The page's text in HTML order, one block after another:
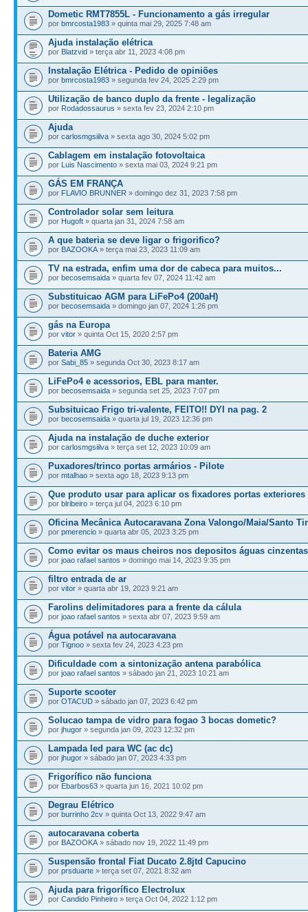
Dometic RMT7855L - Funcionamento a gás irregular
por bmrcosta1983 » quinta mai 29, 2025 7:48 am
Ajuda instalação elétrica
por Blatzvid » terça abr 11, 2023 4:08 pm
Instalação Elétrica - Pedido de opiniões
por bmrcosta1983 » segunda fev 24, 2025 2:29 pm
Utilização de banco duplo da frente - legalização
por Rodadossaurus » sexta fev 23, 2024 2:10 pm
Ajuda
por carlosmgsiilva » sexta ago 30, 2024 5:02 pm
Cablagem em instalação fotovoltaica
por Luis Nascimento » sexta mai 03, 2024 9:21 pm
GÁS EM FRANÇA
por FLAVIO BRUNNER » domingo dez 31, 2023 7:58 pm
Controlador solar sem leitura
por Hugoft » quarta jan 31, 2024 7:58 am
A que bateria se deve ligar o frigorifico?
por BAZOOKA » terça mai 23, 2023 11:09 am
TV na estrada, enfim uma dor de cabeca para muitos...
por becosemsaida » quarta fev 07, 2024 11:42 am
Substituicao AGM para LiFePo4 (200aH)
por becosemsaida » domingo jan 07, 2024 1:26 pm
gás na Europa
por vitor » quinta Oct 15, 2020 2:57 pm
Bateria AMG
por Sabi_85 » segunda Oct 30, 2023 8:17 am
LiFePo4 e acessorios, EBL para manter.
por becosemsaida » segunda set 25, 2023 7:07 pm
Subsituicao Frigo tri-valente, FEITO!! DYI na pag. 2
por becosemsaida » quarta jul 19, 2023 12:36 pm
Ajuda na instalação de duche exterior
por carlosmgsiilva » terça set 12, 2023 10:09 am
Puxadores/trinco portas armários - Pilote
por mtalhao » sexta ago 18, 2023 9:13 pm
Que produto usar para aplicar os fixadores portas exteriores
por blribeiro » terça jul 04, 2023 6:10 pm
Oficina Mecânica Autocaravana Zona Valongo/Maia/Santo
por pmerencio » quarta abr 05, 2023 3:25 pm
Como evitar os maus cheiros nos depositos águas cinzentas
por joao rafael santos » domingo mai 14, 2023 9:35 pm
filtro entrada de ar
por vitor » quarta abr 19, 2023 9:21 am
Farolins delimitadores para a frente da cálula
por joao rafael santos » sexta abr 07, 2023 9:59 am
Água potável na autocaravana
por Tignoo » sexta fev 24, 2023 4:23 pm
Dificuldade com a sintonização antena parabólica
por joao rafael santos » sábado jan 21, 2023 10:21 am
Suporte scooter
por OTACUD » sábado jan 07, 2023 6:42 pm
Solucao tampa de vidro para fogao 3 bocas dometic?
por jhugor » segunda jan 09, 2023 12:32 pm
Lampada led para WC (ac dc)
por jhugor » sábado jan 07, 2023 4:33 pm
Frigorífico não funciona
por Ebarbos63 » quarta jun 16, 2021 10:02 pm
Degrau Elétrico
por burrinho 2cv » quinta Oct 13, 2022 9:47 am
autocaravana coberta
por BAZOOKA » sábado nov 19, 2022 11:49 pm
Suspensão frontal Fiat Ducato 2.8jtd Capucino
por prsduarte » terça set 07, 2021 8:32 am
Ajuda para frigorífico Electrolux
por Candido Pinheiro » terça Oct 04, 2022 1:12 pm